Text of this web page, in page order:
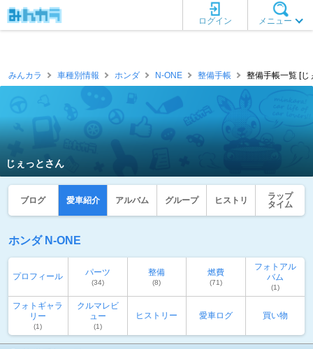
メニュー
ログイン
みんカラ 車種別情報 ホンダ N-ONE 整備手帳 整備手帳一覧 [じ
じぇっとさん
ブログ 愛車紹介 アルバム グループ ヒストリ
ラップ
タイム
ホンダ N-ONE
プロフィール パーツ
(34)
整備
(8)
燃費
(71)
フォトアル
バム
(1)
フォトギャラ
リー
(1)
クルマレビ
ュー
(1)
ヒストリー 愛車ログ 買い物